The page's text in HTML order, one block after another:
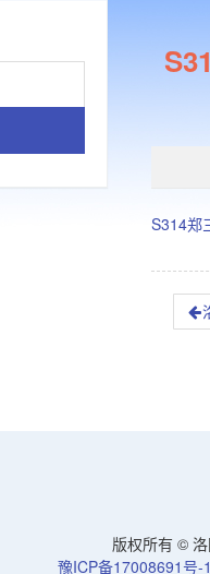
S314郑
版权所有 ©
豫ICP备17008691号-1